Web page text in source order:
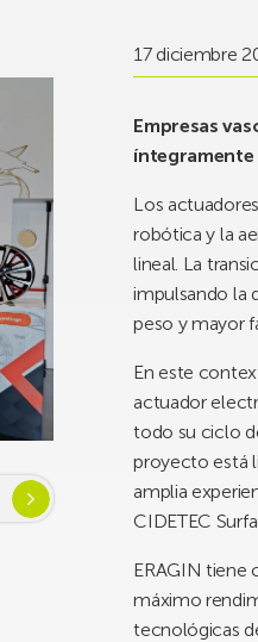
17 diciembre
Empresas
íntegramente
Los
robótica y la
lineal. La
impulsando la
peso y mayor
En este
actuador
todo su ciclo
proyecto está
amplia
CIDETEC
ERAGIN tiene
máximo
tecnológicas